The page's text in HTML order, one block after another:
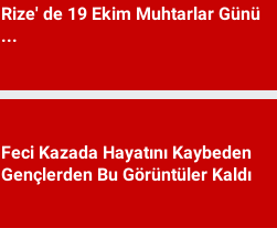
Rize' de 19 Ekim Muhtarlar Günü
...
Feci Kazada Hayatını Kaybeden
Gençlerden Bu Görüntüler Kaldı